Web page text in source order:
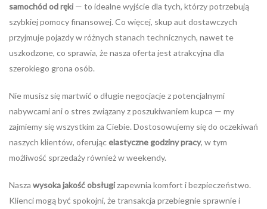
samochód od ręki— to idealne wyjście dla tych, którzy potrzebują
szybkiej pomocy finansowej. Co więcej, skup aut dostawczych
przyjmuje pojazdy w różnych stanach technicznych, nawet te
uszkodzone, co sprawia, że nasza oferta jest atrakcyjna dla
szerokiego grona osób.
Nie musisz się martwić o długie negocjacje z potencjalnymi
nabywcami ani o stres związany z poszukiwaniem kupca — my
zajmiemy się wszystkim za Ciebie. Dostosowujemy się do oczekiwań
naszych klientów, oferującelastyczne godziny pracy, w tym
możliwość sprzedaży również w weekendy.
Nasza wysoka jakość obsługizapewnia komfort i bezpieczeństwo.
Klienci mogą być spokojni, że transakcja przebiegnie sprawnie i